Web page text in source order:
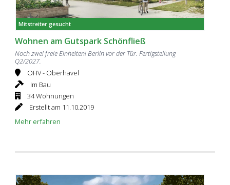
Mitstreiter gesucht
Wohnen am Gutspark Schönfließ
Noch zwei freie Einheiten! Berlin vor der Tür. Fertigstellung
Q2/2027.
OHV - Oberhavel
Im Bau
34 Wohnungen
Erstellt am 11.10.2019
Mehr erfahren